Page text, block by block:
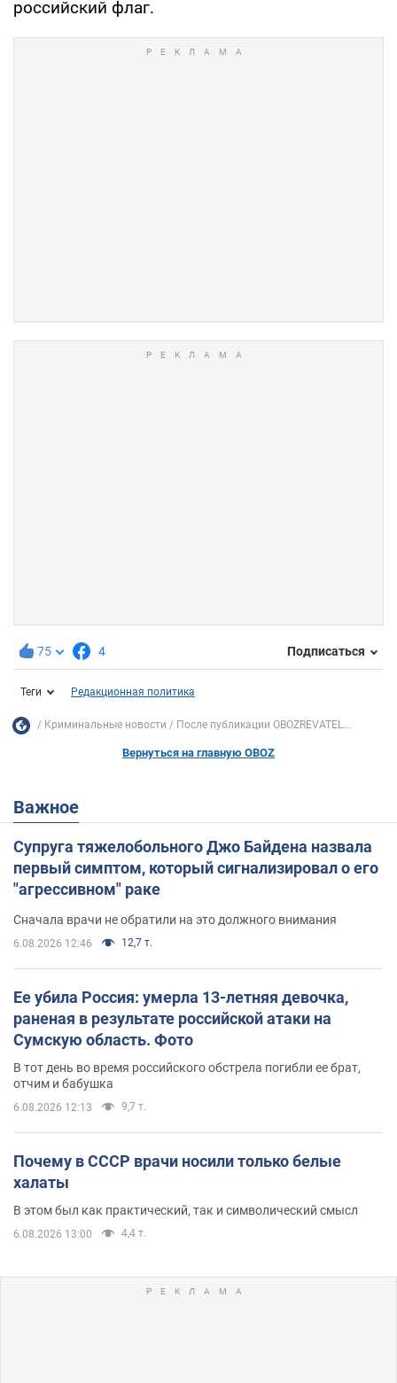
российский флаг.
75 4 Подписаться
Теги Редакционная политика
Криминальные новости После публикации OBOZREVATEL...
Вернуться на главную OBOZ
Важное
Супруга тяжелобольного Джо Байдена назвала
первый симптом, который сигнализировал о его
"агрессивном" раке
Сначала врачи не обратили на это должного внимания
6.08.2026 12:46 12,7 т.
Ее убила Россия: умерла 13-летняя девочка,
раненая в результате российской атаки на
Сумскую область. Фото
В тот день во время российского обстрела погибли ее брат,
отчим и бабушка
6.08.2026 12:13 9,7 т.
Почему в СССР врачи носили только белые
халаты
В этом был как практический, так и символический смысл
6.08.2026 13:00 4,4 т.